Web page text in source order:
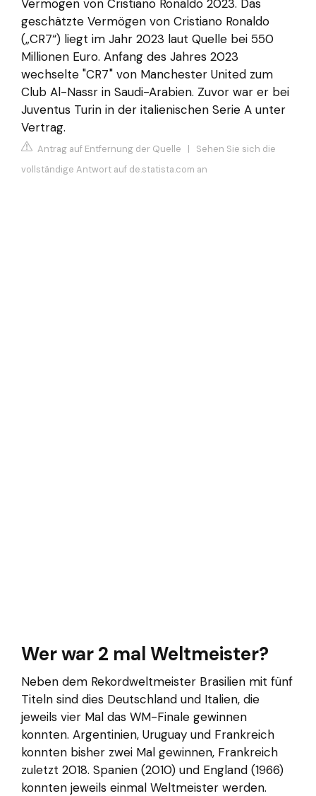
Vermögen von Cristiano Ronaldo 2023. Das
geschätzte Vermögen von Cristiano Ronaldo
(„CR7“) liegt im Jahr 2023 laut Quelle bei 550
Millionen Euro. Anfang des Jahres 2023
wechselte "CR7" von Manchester United zum
Club Al-Nassr in Saudi-Arabien. Zuvor war er bei
Juventus Turin in der italienischen Serie A unter
Vertrag.
Antrag auf Entfernung der Quelle | Sehen Sie sich die
vollständige Antwort auf de.statista.com an
Wer war 2 mal Weltmeister?
Neben dem Rekordweltmeister Brasilien mit fünf
Titeln sind dies Deutschland und Italien, die
jeweils vier Mal das WM-Finale gewinnen
konnten. Argentinien, Uruguay und Frankreich
konnten bisher zwei Mal gewinnen, Frankreich
zuletzt 2018. Spanien (2010) und England (1966)
konnten jeweils einmal Weltmeister werden.